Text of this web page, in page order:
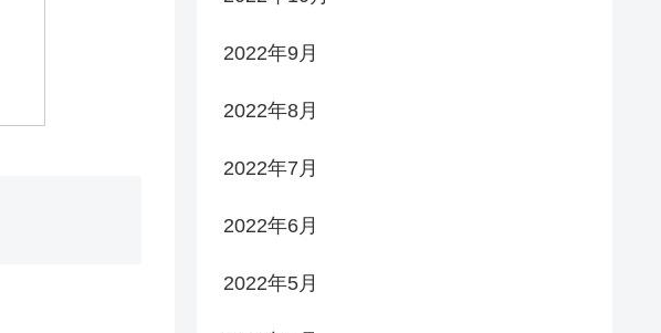
2022年9月
2022年8月
2022年7月
2022年6月
2022年5月